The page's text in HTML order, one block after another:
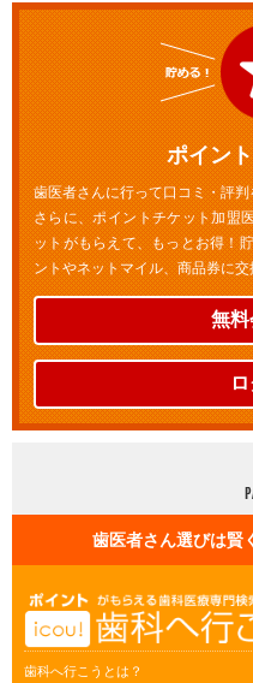
ポイン
歯医者さんに行って口コミ・評
さらに、ポイントチケット加盟
ットがもらえて、もっとお得！
ントやネットマイル、商品券に
無
歯医者さん選びは賢
歯科へ行こうとは？